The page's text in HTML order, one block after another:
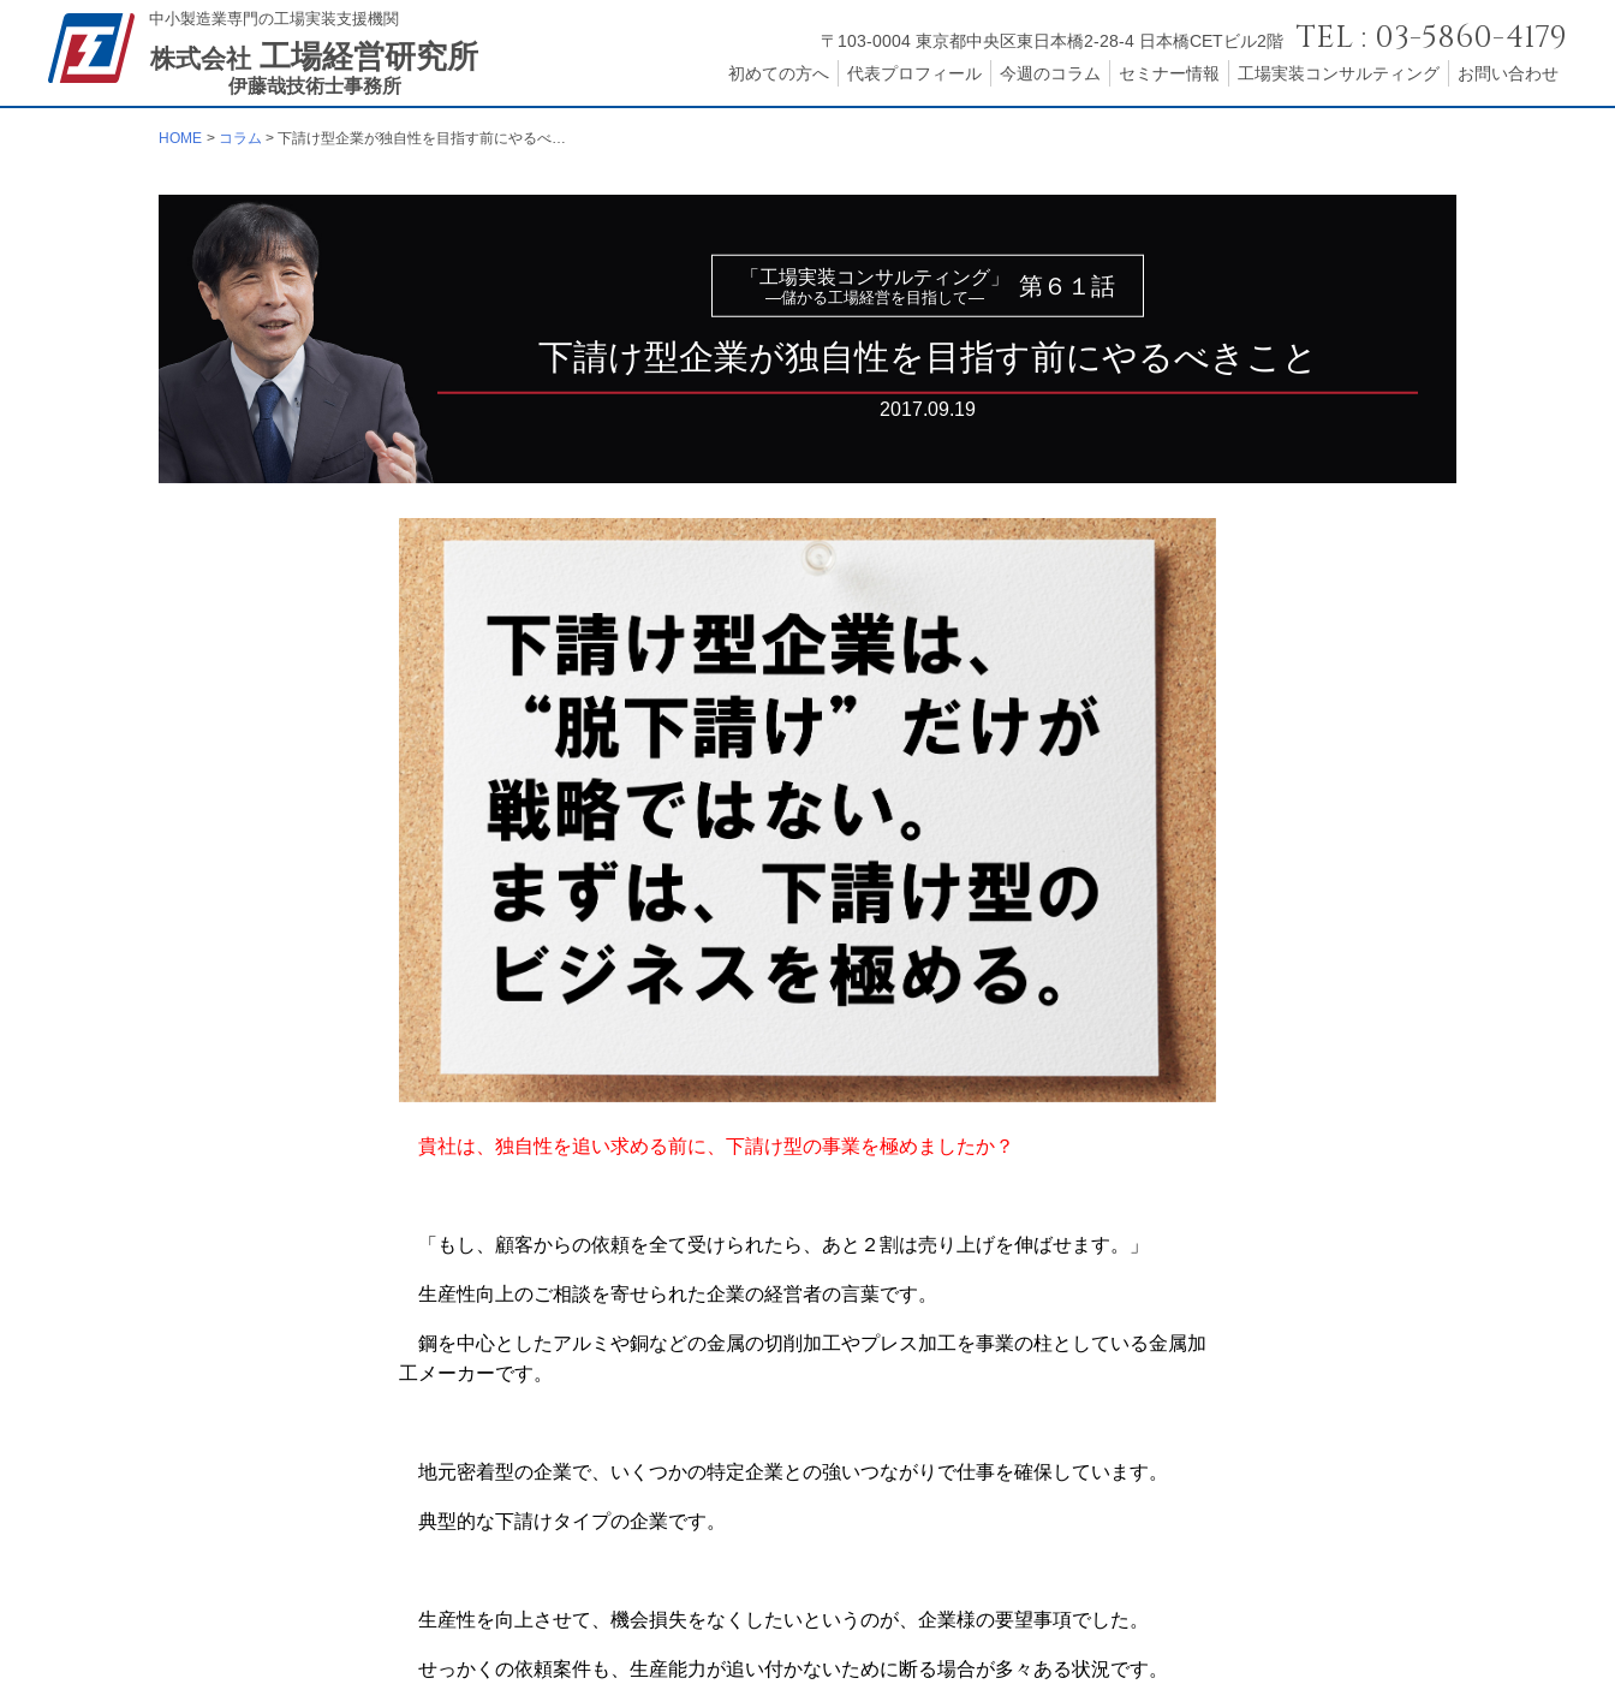
中小製造業専門の工場実装支援機関
株式会社 工場経営研究所
伊藤哉技術士事務所
〒103-0004 東京都中央区東日本橋2-28-4 日本橋CETビル2階 TEL : 03-5860-4179
初めての方へ 代表プロフィール 今週のコラム セミナー情報 工場実装コンサルティング お問い合わせ
HOME コラム
「工場実装コンサルティング」
—儲かる工場経営を目指して— 第６１話
下請け型企業が独自性を目指す前にやるべきこと
2017.09.19
貴社は、独自性を追い求める前に、下請け型の事業を極めましたか？
「もし、顧客からの依頼を全て受けられたら、あと２割は売り上げを伸ばせます。」
生産性向上のご相談を寄せられた企業の経営者の言葉です。
鋼を中心としたアルミや銅などの金属の切削加工やプレス加工を事業の柱としている金属加
工メーカーです。
地元密着型の企業で、いくつかの特定企業との強いつながりで仕事を確保しています。
典型的な下請けタイプの企業です。
生産性を向上させて、機会損失をなくしたいというのが、企業様の要望事項でした。
せっかくの依頼案件も、生産能力が追い付かないために断る場合が多々ある状況です。